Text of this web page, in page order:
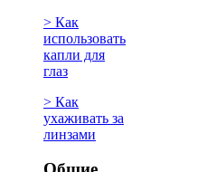
> Как
использовать
капли для
глаз
> Как
ухаживать за
линзами